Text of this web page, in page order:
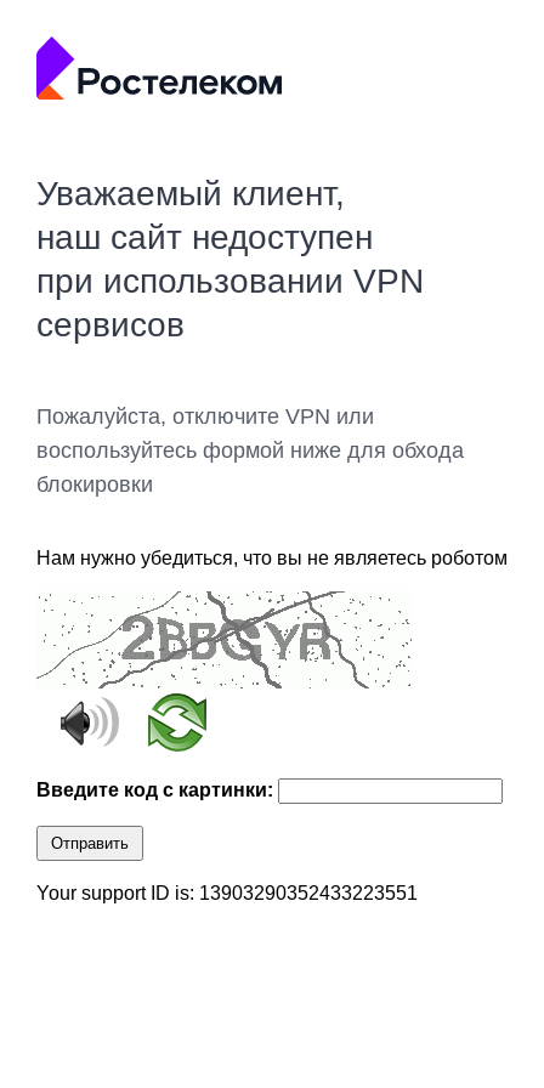
Уважаемый клиент,
наш сайт недоступен
при использовании VPN
сервисов
Пожалуйста, отключите VPN или
воспользуйтесь формой ниже для обхода
блокировки
Нам нужно убедиться, что вы не являетесь роботом
Введите код с картинки:
Отправить
Your support ID is: 13903290352433223551